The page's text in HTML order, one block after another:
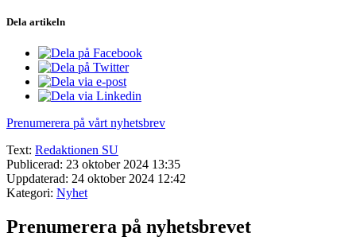
Dela artikeln
Prenumerera på vårt nyhetsbrev
Text: Redaktionen SU
Publicerad: 23 oktober 2024 13:35
Uppdaterad: 24 oktober 2024 12:42
Kategori: Nyhet
Prenumerera på nyhetsbrevet